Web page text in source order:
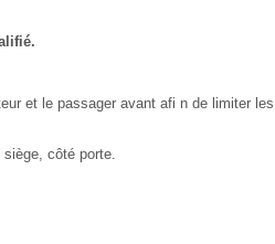
et le passager avant afi n de limiter les
siège, côté porte.